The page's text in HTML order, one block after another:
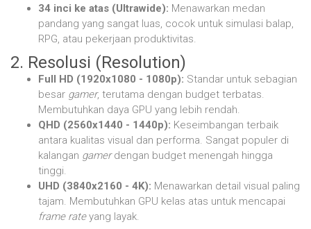
34 inci ke atas (Ultrawide): Menawarkan medan
pandang yang sangat luas, cocok untuk simulasi balap,
RPG, atau pekerjaan produktivitas.
2. Resolusi (Resolution)
Full HD (1920x1080 - 1080p): Standar untuk sebagian
besar gamer, terutama dengan budget terbatas.
Membutuhkan daya GPU yang lebih rendah.
QHD (2560x1440 - 1440p): Keseimbangan terbaik
antara kualitas visual dan performa. Sangat populer di
kalangan gamerdengan budget menengah hingga
tinggi.
UHD (3840x2160 - 4K): Menawarkan detail visual paling
tajam. Membutuhkan GPU kelas atas untuk mencapai
frame rateyang layak.